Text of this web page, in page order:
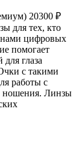
20300 ₽
для тех, кто
цифровых
помогает
глаза
с такими
работы с
ношения. Линзы